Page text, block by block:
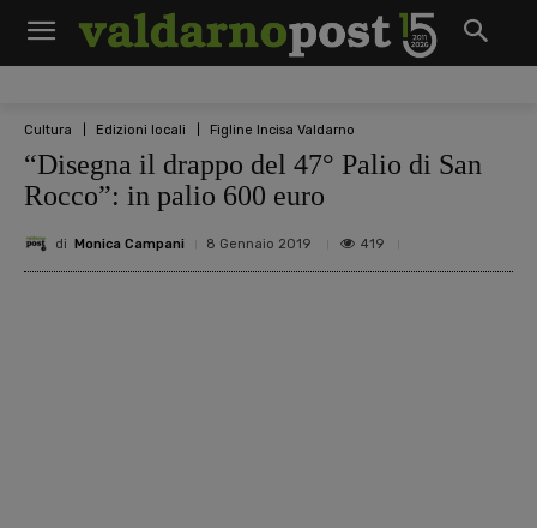
Cultura Edizioni locali Figline Incisa Valdarno
“Disegna il drappo del 47° Palio di San
Rocco”: in palio 600 euro
di Monica Campani 8 Gennaio 2019 419